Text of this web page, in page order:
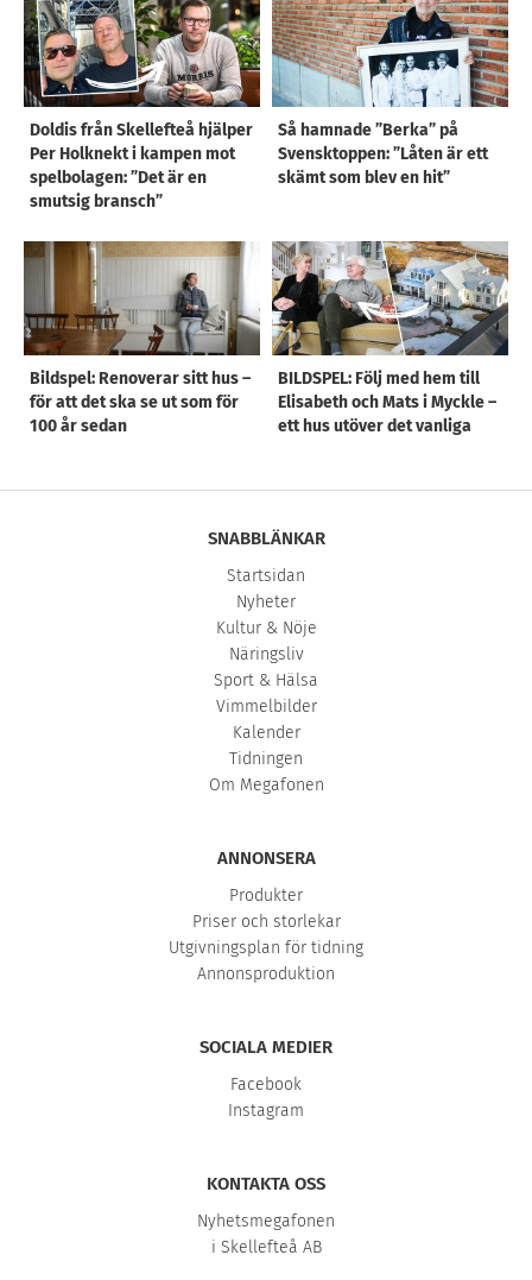
Doldis från Skellefteå hjälper
Per Holknekt i kampen mot
spelbolagen: ”Det är en
smutsig bransch”
Så hamnade ”Berka” på
Svensktoppen: ”Låten är ett
skämt som blev en hit”
Bildspel: Renoverar sitt hus –
för att det ska se ut som för
100 år sedan
BILDSPEL: Följ med hem till
Elisabeth och Mats i Myckle –
ett hus utöver det vanliga
SNABBLÄNKAR
Startsidan
Nyheter
Kultur & Nöje
Näringsliv
Sport & Hälsa
Vimmelbilder
Kalender
Tidningen
Om Megafonen
ANNONSERA
Produkter
Priser och storlekar
Utgivningsplan för tidning
Annonsproduktion
SOCIALA MEDIER
Facebook
Instagram
KONTAKTA OSS
Nyhetsmegafonen
i Skellefteå AB